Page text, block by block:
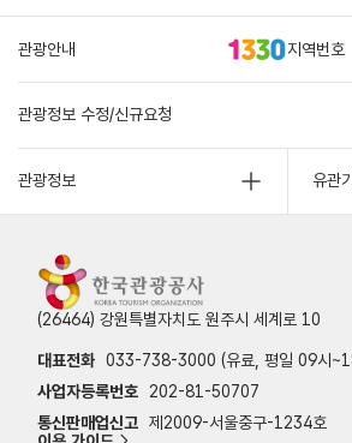
관광안내 지역번호
관광정보 수정/신규요청
관광정보 유관
(26464) 강원특별자치도 원주시 세계로 10
대표전화 033-738-3000 (유료, 평일 09시
사업자등록번호
202-81-50707
통신판매업신고 제2009-서울중구-1234호